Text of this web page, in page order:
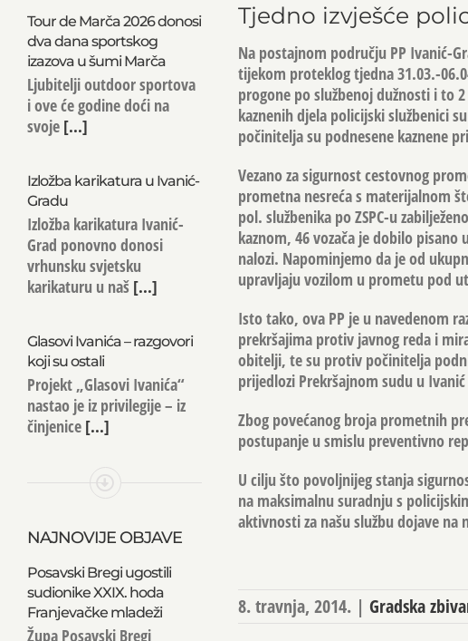
Tjedno izvješće
Na postajnom području PP Ivanić-
tijekom proteklog tjedna 31.03.-
progone po službenoj dužnosti i to
kaznenih djela policijski službenici
počinitelja su podnesene kaznene
Vezano za sigurnost cestovnog
prometna nesreća s materijalnom
pol. službenika po ZSPC-u
kaznom, 46 vozača je dobilo
nalozi. Napominjemo da je od
upravljaju vozilom u prometu pod
Isto tako, ova PP je u navedenom
prekršajima protiv javnog reda i
obitelji, te su protiv počinitelja
prijedlozi Prekršajnom sudu u
Zbog povećanog broja prometnih
postupanje u smislu preventivno
U cilju što povoljnijeg stanja
na maksimalnu suradnju s
aktivnosti za našu službu dojave na
8. travnja, 2014. | Gradska
Tour de Marča 2026 donosi
dva dana sportskog
izazova u šumi Marča
Ljubitelji outdoor sportova
i ove će godine doći na
svoje[...]
Izložba karikatura u Ivanić-
Gradu
Izložba karikatura Ivanić-
Grad ponovno donosi
vrhunsku svjetsku
karikaturu u naš[...]
Glasovi Ivanića – razgovori
koji su ostali
Projekt „Glasovi Ivanića“
nastao je iz privilegije – iz
činjenice[...]
NAJNOVIJE OBJAVE
Posavski Bregi ugostili
sudionike XXIX. hoda
Franjevačke mladeži
Župa Posavski Bregi